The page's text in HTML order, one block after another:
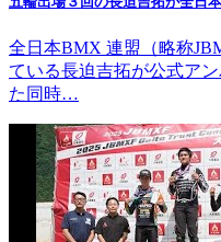
全日本BMX 連盟（略称
ている長迫吉拓が公式ア
た同時…